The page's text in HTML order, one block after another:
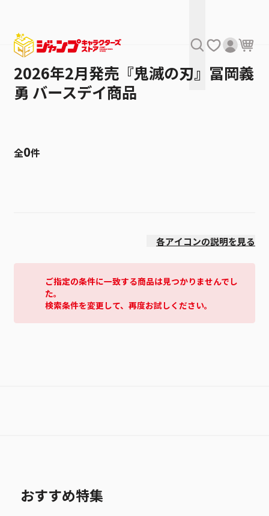
2026年2月発売『鬼滅の刃』冨岡義
勇 バースデイ商品
全0件
各アイコンの説明を見る
ご指定の条件に一致する商品は見つかりませんでし
た。
検索条件を変更して、再度お試しください。
おすすめ特集